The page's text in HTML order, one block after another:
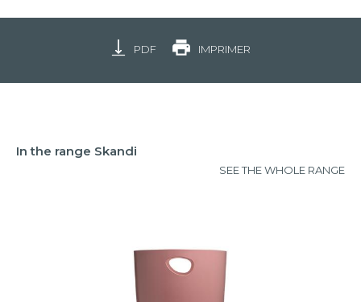
PDF IMPRIMER
In the range Skandi
SEE THE WHOLE RANGE